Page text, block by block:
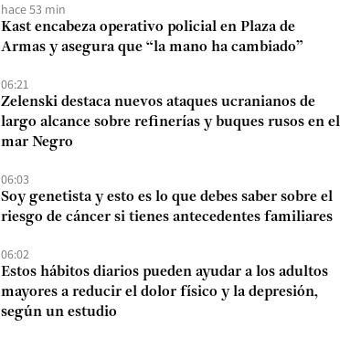
hace 53 min
Kast encabeza operativo policial en Plaza de
Armas y asegura que “la mano ha cambiado”
06:21
Zelenski destaca nuevos ataques ucranianos de
largo alcance sobre refinerías y buques rusos en el
mar Negro
06:03
Soy genetista y esto es lo que debes saber sobre el
riesgo de cáncer si tienes antecedentes familiares
06:02
Estos hábitos diarios pueden ayudar a los adultos
mayores a reducir el dolor físico y la depresión,
según un estudio